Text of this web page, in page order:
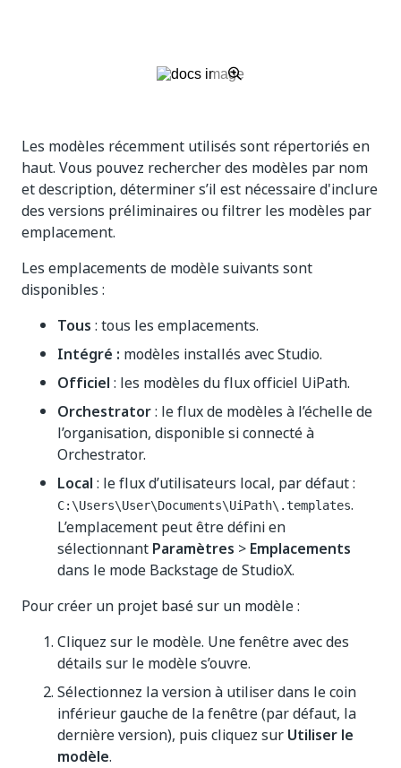
Les modèles récemment utilisés sont répertoriés en
haut. Vous pouvez rechercher des modèles par nom
et description, déterminer s’il est nécessaire d'inclure
des versions préliminaires ou filtrer les modèles par
emplacement.
Les emplacements de modèle suivants sont
disponibles :
Tous : tous les emplacements.
Intégré : modèles installés avec Studio.
Officiel : les modèles du flux officiel UiPath.
Orchestrator: le flux de modèles à l’échelle de
l’organisation, disponible si connecté à
Orchestrator.
Local : le flux d’utilisateurs local, par défaut :
C:\Users\User\Documents\UiPath\.templates.
L’emplacement peut être défini en
sélectionnant Paramètres > Emplacements
dans le mode Backstage de StudioX.
Pour créer un projet basé sur un modèle :
Cliquez sur le modèle. Une fenêtre avec des
détails sur le modèle s’ouvre.
Sélectionnez la version à utiliser dans le coin
inférieur gauche de la fenêtre (par défaut, la
dernière version), puis cliquez sur Utiliser le
modèle.